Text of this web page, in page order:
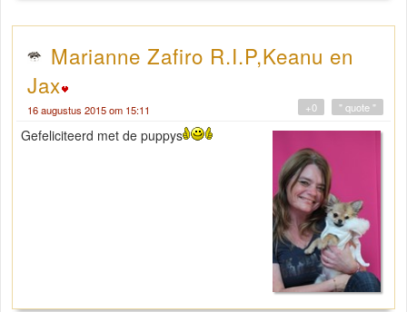
Marianne Zafiro R.I.P,Keanu en
Jax
16 augustus 2015 om 15:11 " quote "
+0
Gefeliciteerd met de puppys